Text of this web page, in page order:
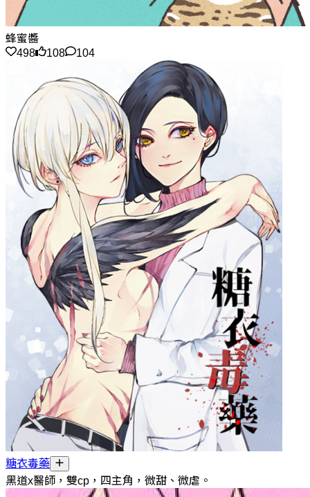
蜂蜜醬
498
108 104
糖衣毒藥
黑道x醫師，雙cp，四主角，微甜、微虐。